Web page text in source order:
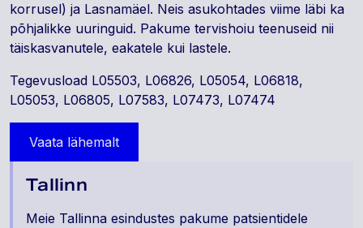
korrusel) ja Lasnamäel. Neis asukohtades viime läbi ka
põhjalikke uuringuid. Pakume tervishoiu teenuseid nii
täiskasvanutele, eakatele kui lastele.
Tegevusload L05503, L06826, L05054, L06818,
L05053, L06805, L07583, L07473, L07474
Vaata lähemalt
Tallinn
Meie Tallinna esindustes pakume patsientidele